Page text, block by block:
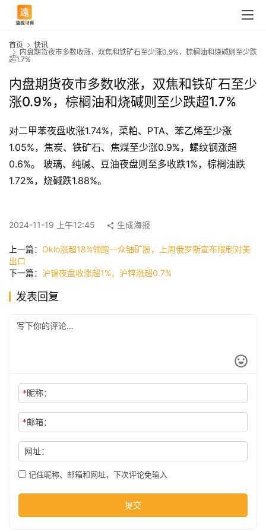
首
快
讯
司
尚
科
技
首页
快讯
内盘期货夜市多数收涨，双焦和铁矿石至少涨0.9%，棕榈油和烧碱则至少跌
超1.7%
内盘期货夜市多数收涨，双焦和铁矿石至少
涨0.9%，棕榈油和烧碱则至少跌超1.7%
对二甲苯夜盘收涨1.74%，菜粕、PTA、苯乙烯至少涨
1.05%，焦炭、铁矿石、焦煤至少涨0.9%，螺纹钢涨超
0.6%。 玻璃、纯碱、豆油夜盘则至多收跌1%，棕榈油跌
1.72%，烧碱跌1.88%。
2024-11-19 上午12:45 生成海报
上一篇： Oklo涨超18%领跑一众铀矿股，上周俄罗斯宣布限制对美
出口
下一篇： 沪锡夜盘收涨超1%，沪锌涨超0.7%
发表回复
*昵称：
*邮箱：
网址：
记住昵称、邮箱和网址，下次评论免输入
提交